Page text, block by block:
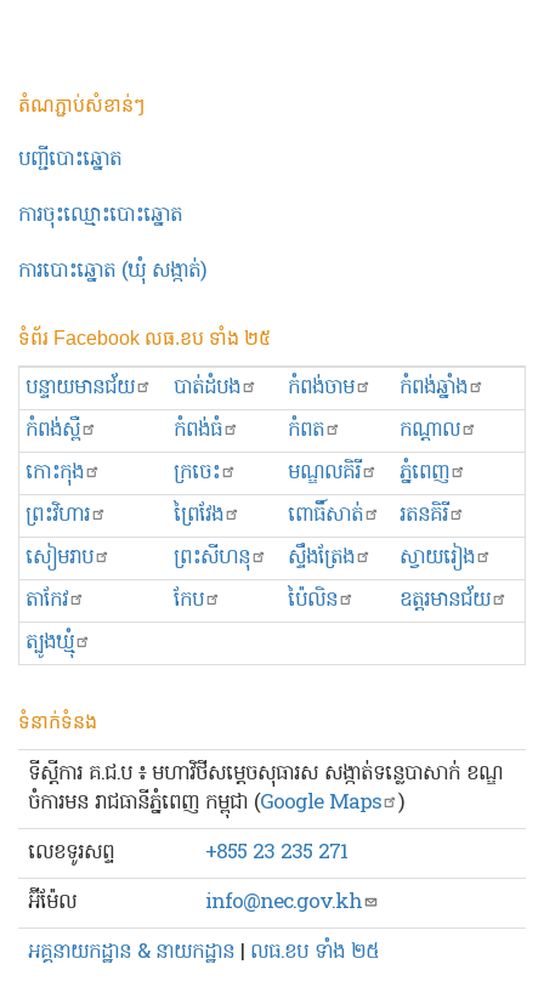
តំណភ្ជាប់សំខាន់ៗ
បញ្ជីបោះឆ្នោត
ការចុះឈ្មោះបោះឆ្នោត
ការបោះឆ្នោត (ឃុំ សង្កាត់)
ទំព័រ Facebook លធ.ខប ទាំង ២៥
បន្ទាយមានជ័យ បាត់ដំបង កំពង់ចាម
កំពង់ឆ្នាំង
កំពង់ស្ពឺ
កំពង់ធំ កំពត
កណ្ដាល
កោះកុង
ក្រចេះ មណ្ឌលគិរី
ភ្នំពេញ
ព្រះ​វិហារ
ព្រៃវែង ពោធិ៍សាត់
រតនគិរី
សៀមរាប
ព្រះសីហនុ ស្ទឹងត្រែង
ស្វាយរៀង
តាកែវ
កែប ប៉ៃលិន
ឧត្ដរមានជ័យ
ត្បូងឃ្មុំ
ទំនាក់ទំនង
ទីស្ដីការ គ.ជ.ប ៖ មហាវិថីសម្ដេចសុធារស សង្កាត់ទន្លេបាសាក់ ខណ្ឌ
ចំការមន រាជធានីភ្នំពេញ កម្ពុជា (Google Maps )
លេខ​ទូរសព្ទ
+855 23 235 271
អ៊ីម៉ែល
info@nec.gov.kh
អគ្គនាយកដ្ឋាន & នាយកដ្ឋាន | លធ.ខប ទាំង ២៥